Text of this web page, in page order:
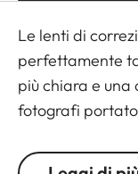
Le lenti di
perfettamente
più chiara e una
fotografi
conto che il